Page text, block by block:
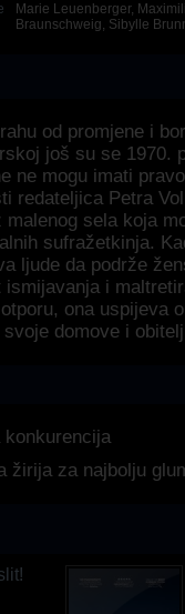
Marie Leuenberger,
Braunschweig, Sibylle
od promjene i
još su se 1970.
ne mogu imati
redateljica Petra
sela koja
sufražetkinja.
ljude da podrže
i
ona uspijeva
domove i
žirija za najbolju